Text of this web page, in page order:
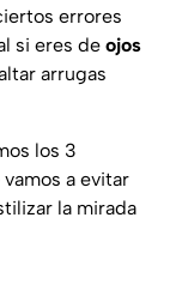
errores
si eres de ojos
arrugas
los 3
a evitar
la mirada